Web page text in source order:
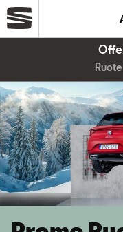
Modelli
Offerte
Service
Business